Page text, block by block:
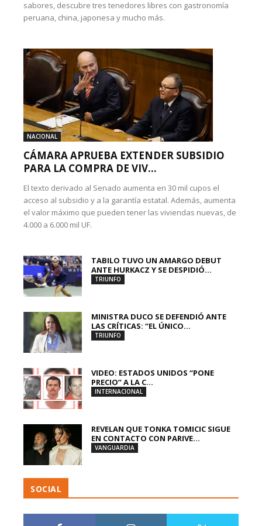
sabores, descubre tres tenedores libres con gastronomía
peruana, china, japonesa y mucho más.
NACIONAL
CÁMARA APRUEBA EXTENDER SUBSIDIO
PARA LA COMPRA DE VIV...
El texto derivado al Senado aumenta en 30 mil cupos el
acceso al subsidio y a la garantía estatal. Además, aumenta
el valor máximo que pueden tener las viviendas nuevas, de
4.000 a 6.000 mil UF.
TABILO TUVO UN AMARGO DEBUT
ANTE HURKACZ Y SE DESPIDIÓ...
TRIUNFO
MINISTRA DUCO SE DEFENDIÓ ANTE
LAS CRÍTICAS: “EL ÚNICO...
TRIUNFO
VIDEO: ESTADOS UNIDOS “PONE
PRECIO” A LA C...
INTERNACIONAL
REVELAN QUE TONKA TOMICIC SIGUE
EN CONTACTO CON PARIVE...
VANGUARDIA
SOCIAL